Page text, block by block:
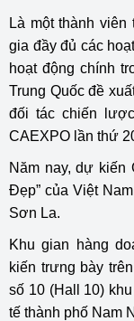
Là một thành
gia đầy đủ các
hoạt động chính
Trung Quốc đề
đối tác chiến
CAEXPO lần thứ
Năm nay, dự kiến
Đẹp” của Việt
Sơn La.
Khu gian hàng
kiến trưng bày
số 10 (Hall 10)
tế thành phố Nam